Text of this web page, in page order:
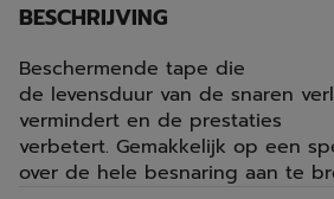
BESCHRIJVING
Beschermende tape die
de levensduur van de snaren
vermindert en de prestaties
verbetert. Gemakkelijk op een
over de hele besnaring aan te